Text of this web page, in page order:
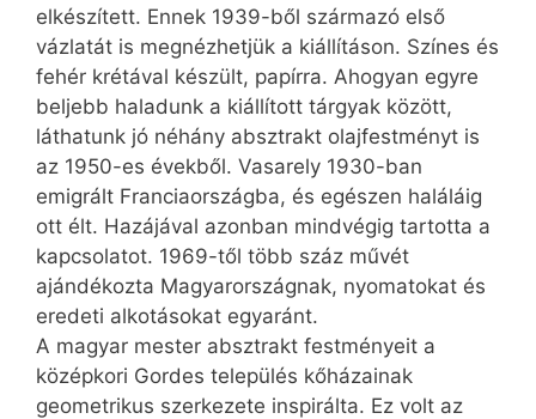
elkészített. Ennek 1939-ből származó első
vázlatát is megnézhetjük a kiállításon. Színes és
fehér krétával készült, papírra. Ahogyan egyre
beljebb haladunk a kiállított tárgyak között,
láthatunk jó néhány absztrakt olajfestményt is
az 1950-es évekből. Vasarely 1930-ban
emigrált Franciaországba, és egészen haláláig
ott élt. Hazájával azonban mindvégig tartotta a
kapcsolatot. 1969-től több száz művét
ajándékozta Magyarországnak, nyomatokat és
eredeti alkotásokat egyaránt.
A magyar mester absztrakt festményeit a
középkori Gordes település kőházainak
geometrikus szerkezete inspirálta. Ez volt az